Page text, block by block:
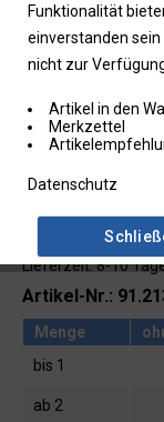
Lieferzeit: 8-10
Artikel-Nr.:
Menge
bis 1
ab 2
Funktionalität
einverstanden
nicht zur
Artikel in den
Merkzettel
Datenschutz